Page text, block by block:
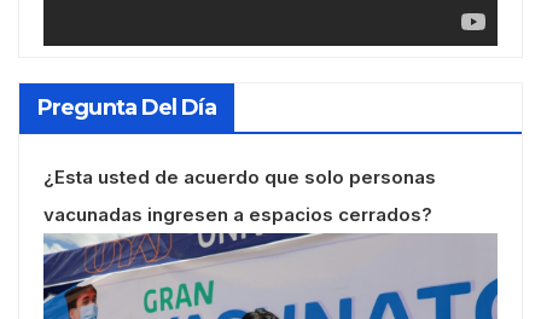
Pregunta Del Día
¿Esta usted de acuerdo que solo personas
vacunadas ingresen a espacios cerrados?